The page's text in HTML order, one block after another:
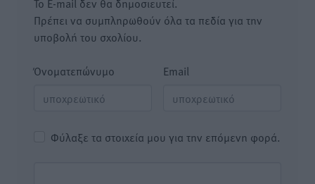
Πρέπει να συμπληρωθούν όλα τα πεδία για την
υποβολή του σχολίου.
Όνοματεπώνυμο Email
Φύλαξε τα στοιχεία μου για την επόμενη φορά.